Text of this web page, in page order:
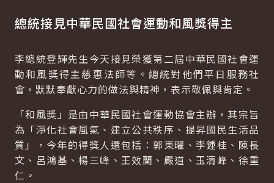
總統接見中華民國社會運動和風獎得主
李總統登輝先生今天接見榮獲第二屆中華民國社會運
動和風獎得主慈惠法師等。總統對他們平日服務社
會，默默奉獻心力的做法與精神，表示敬佩與肯定。
「和風獎」是由中華民國社會運動協會主辦，其宗旨
為「淨化社會風氣、建立公共秩序、提昇國民生活品
質」，今年的得獎人還包括：郭東曜、李鍾桂、陳長
文、呂鴻基、楊三峰、王效蘭、嚴道、玉清峰、徐重
仁。